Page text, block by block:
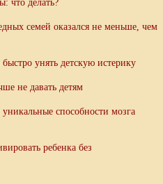
семей оказался не меньше, чем
унять детскую истерику
не давать детям
способности мозга
ребенка без